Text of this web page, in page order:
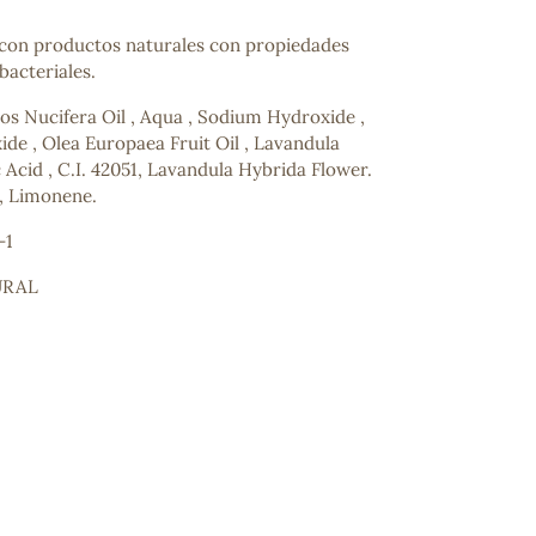
productos naturales con propiedades
Nucifera Oil , Aqua , Sodium Hydroxide ,
, Olea Europaea Fruit Oil , Lavandula
, C.I. 42051, Lavandula Hybrida Flower.
Limonene.